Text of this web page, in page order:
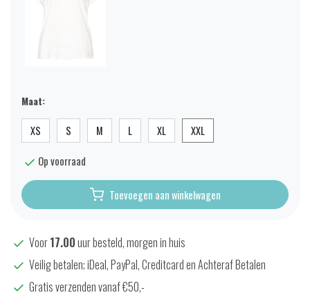
Maat:
XS S M L XL XXL
Op voorraad
Toevoegen aan winkelwagen
Voor17.00uur besteld, morgen in huis
Veilig betalen; iDeal, PayPal, Creditcard en Achteraf Betalen
Gratis verzenden vanaf €50,-